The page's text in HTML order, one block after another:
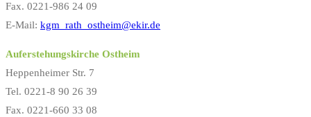
Fax. 0221-986 24 09
E-Mail: kgm_rath_ostheim@ekir.de
Auferstehungskirche Ostheim
Heppenheimer Str. 7
Tel. 0221-8 90 26 39
Fax. 0221-660 33 08